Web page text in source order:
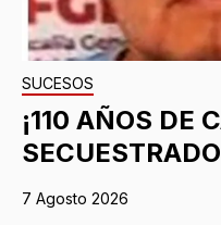
SUCESOS
¡110 AÑOS DE
7 Agosto 2026